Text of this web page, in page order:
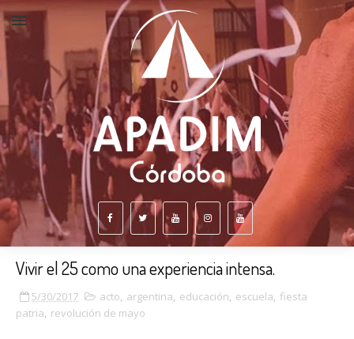
Vivir el 25 como una experiencia intensa.
5/30/2017 acto, argentina, educación, escuela, fiesta
patria, revolución de mayo